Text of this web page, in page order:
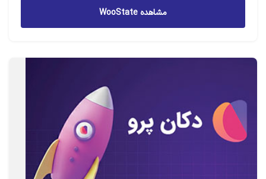
990.000 تومان
تا
مشاهده WooState